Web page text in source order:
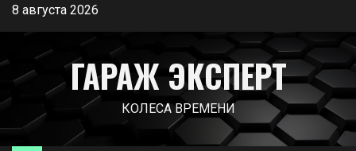
Перейти
содержимому
8 августа 2026
ГАРАЖ ЭКСПЕРТ
КОЛЕСА ВРЕМЕНИ